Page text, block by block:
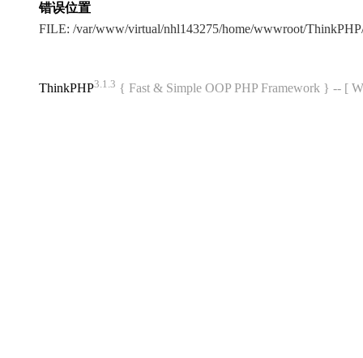
错误位置
FILE: /var/www/virtual/nhl143275/home/wwwroot/
ThinkPHP3.1.3 { Fast & Simple OOP PHP Framework } -- [